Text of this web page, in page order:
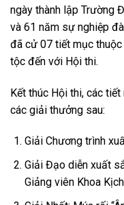
ngày thành lập Trường
và 61 năm sự nghiệp
đã cử 07 tiết mục thuộc
tộc đến với Hội thi.
Kết thúc Hội thi, các
các giải thưởng sau:
Giải Chương trình
Giải Đạo diễn xuất
Giảng viên Khoa